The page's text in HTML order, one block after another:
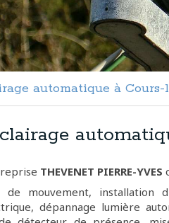
automatique à
THEVENET PIERRE-YVES
mouvement, installation
dépannage lumière